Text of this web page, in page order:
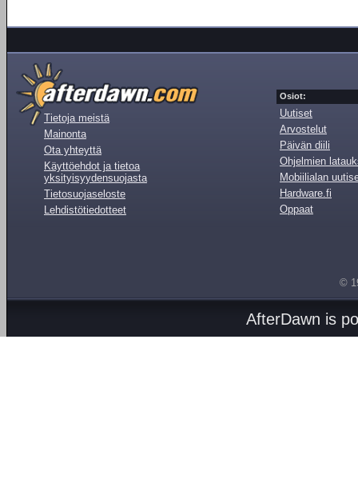
Tietoja meistä
Mainonta
Ota yhteyttä
Käyttöehdot ja tietoa
yksityisyydensuojasta
Tietosuojaseloste
Lehdistötiedotteet
Osiot:
Uutiset
Arvostelut
Päivän diili
Ohjelmien
Mobiilialan
Hardware.fi
Oppaat
©
AfterDawn is